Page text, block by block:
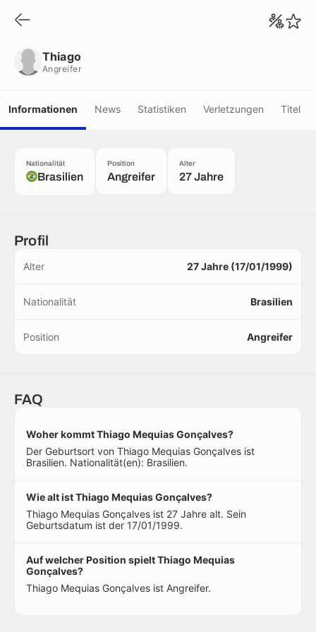
Thiago
Angreifer
Informationen News Statistiken Verletzungen Titel
Nationalität
Brasilien
Position
Angreifer
Alter
27 Jahre
Profil
Alter 27 Jahre (17/01/1999)
Nationalität Brasilien
Position Angreifer
FAQ
Woher kommt Thiago Mequias Gonçalves?
Der Geburtsort von Thiago Mequias Gonçalves ist
Brasilien. Nationalität(en): Brasilien.
Wie alt ist Thiago Mequias Gonçalves?
Thiago Mequias Gonçalves ist 27 Jahre alt. Sein
Geburtsdatum ist der 17/01/1999.
Auf welcher Position spielt Thiago Mequias
Gonçalves?
Thiago Mequias Gonçalves ist Angreifer.